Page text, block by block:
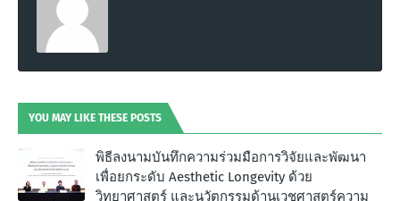
YOU MAY LIKE THESE POSTS
พิธีลงนามบันทึกความร่วมมือการวิจัยและพัฒนา
เพื่อยกระดับ Aesthetic Longevity ด้วย
วิทยาศาสตร์ และนวัตกรรมด้านเวชศาสตร์ความ